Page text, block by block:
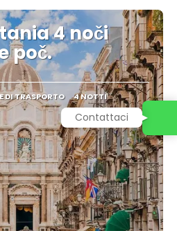
4 noči
poč.
DI TRASPORTO 4 NOTTI
Contattaci